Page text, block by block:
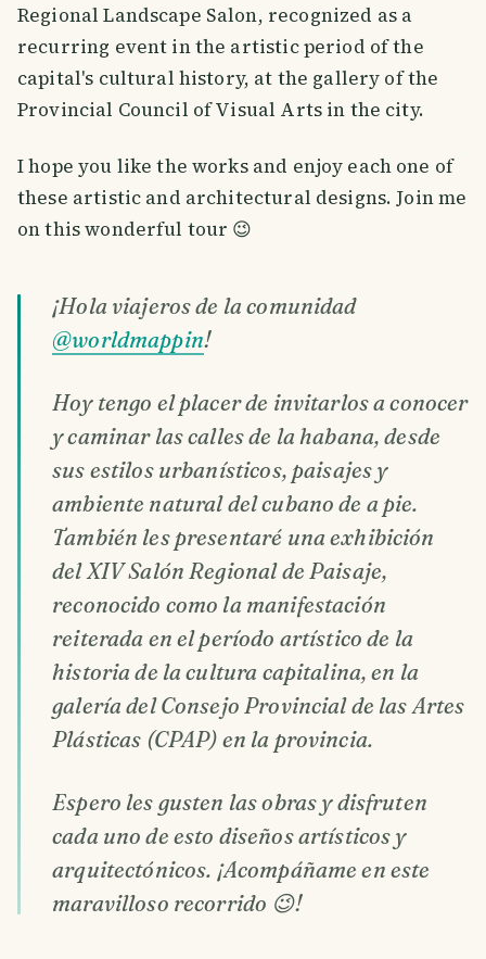
Regional Landscape Salon, recognized as a
recurring event in the artistic period of the
capital's cultural history, at the gallery of the
Provincial Council of Visual Arts in the city.
I hope you like the works and enjoy each one of
these artistic and architectural designs. Join me
on this wonderful tour 😉
¡Hola viajeros de la comunidad
@worldmappin!
Hoy tengo el placer de invitarlos a conocer
y caminar las calles de la habana, desde
sus estilos urbanísticos, paisajes y
ambiente natural del cubano de a pie.
También les presentaré una exhibición
del XIV Salón Regional de Paisaje,
reconocido como la manifestación
reiterada en el período artístico de la
historia de la cultura capitalina, en la
galería del Consejo Provincial de las Artes
Plásticas (CPAP) en la provincia.
Espero les gusten las obras y disfruten
cada uno de esto diseños artísticos y
arquitectónicos. ¡Acompáñame en este
maravilloso recorrido 😉!